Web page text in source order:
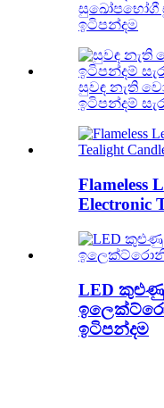
සුඛෝපභෝගී
ඉටිපන්දම
සුවඳ නැති
ඉටිපන්දම්
Flameless
Electronic
LED
ඉටිපන්දම